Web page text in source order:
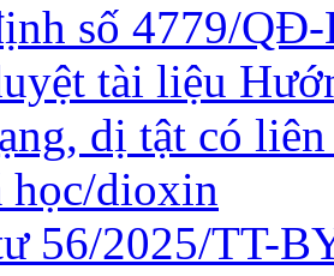
số 4779/
tài liệu
dị tật có
học/dioxin
56/2025/TT-